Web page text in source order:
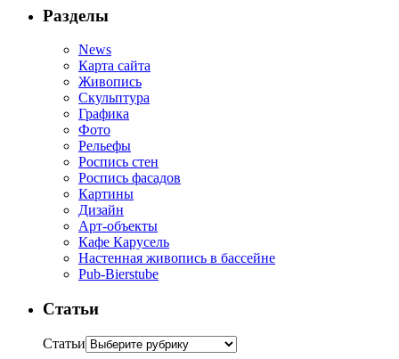
Разделы
News
Карта сайта
Живопись
Скульптура
Графика
Фото
Рельефы
Роспись стен
Роспись фасадов
Картины
Дизайн
Арт-объекты
Кафе Карусель
Настенная живопись в бассейне
Pub-Bierstube
Статьи
Статьи